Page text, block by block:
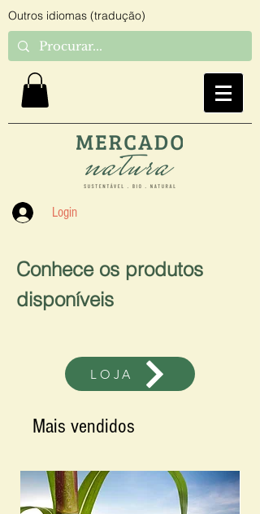
Outros idiomas (tradução)
Login
Conhece os produtos
disponíveis
LOJA
Mais vendidos